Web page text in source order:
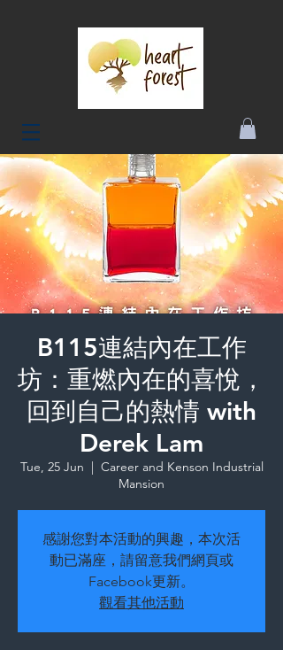
B115連結內在工作
坊：重燃內在的喜悅，
回到自己的熱情 with
Derek Lam
Tue, 25 Jun
  |
Career and Kenson Industrial
Mansion
感謝您對本活動的興趣，本次活
動已滿座，請留意我們網頁或
Facebook更新。
觀看其他活動